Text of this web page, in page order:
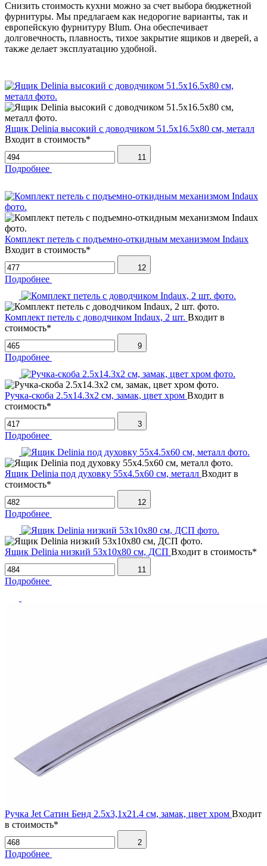
Снизить стоимость кухни можно за счет выбора бюджетной
фурнитуры. Мы предлагаем как недорогие варианты, так и
европейскую фурнитуру Blum. Она обеспечивает
долговечность, плавность, тихое закрытие ящиков и дверей, а
также делает эксплуатацию удобной.
Ящик Delinia высокий с доводчиком 51.5х16.5х80 см, металл
Входит в стоимость*
11
Подробнее
Комплект петель с подъемно-откидным механизмом Indaux
Входит в стоимость*
12
Подробнее
Комплект петель с доводчиком Indaux, 2 шт. Входит в
стоимость*
9
Подробнее
Ручка-скоба 2.5х14.3х2 см, замак, цвет хром Входит в
стоимость*
3
Подробнее
Ящик Delinia под духовку 55х4.5х60 см, металл Входит в
стоимость*
12
Подробнее
Ящик Delinia низкий 53х10х80 см, ДСП Входит в стоимость*
11
Подробнее
Ручка Jet Сатин Бенд 2.5х3,1х21.4 см, замак, цвет хром Входит
в стоимость*
2
Подробнее